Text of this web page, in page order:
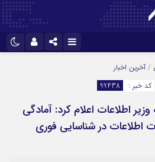
ایتا
/ آخرین اخبار
کد خبر : 99438
اطلاعات اعلام کرد: آمادگی
اطلاعات در شناسایی فوری